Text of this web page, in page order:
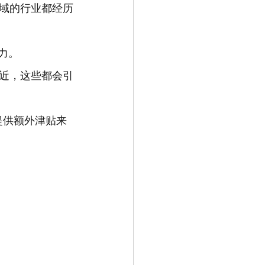
的行业都经历
，这些都会引
额外津贴来